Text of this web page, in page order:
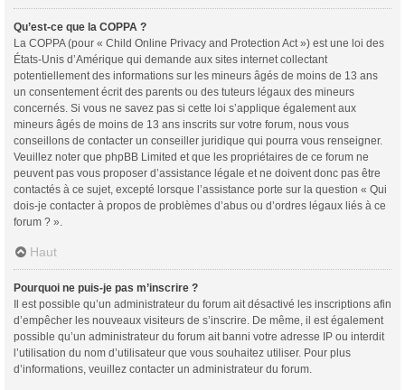
Qu’est-ce que la COPPA ?
La COPPA (pour « Child Online Privacy and Protection Act ») est une loi des
États-Unis d’Amérique qui demande aux sites internet collectant
potentiellement des informations sur les mineurs âgés de moins de 13 ans
un consentement écrit des parents ou des tuteurs légaux des mineurs
concernés. Si vous ne savez pas si cette loi s’applique également aux
mineurs âgés de moins de 13 ans inscrits sur votre forum, nous vous
conseillons de contacter un conseiller juridique qui pourra vous renseigner.
Veuillez noter que phpBB Limited et que les propriétaires de ce forum ne
peuvent pas vous proposer d’assistance légale et ne doivent donc pas être
contactés à ce sujet, excepté lorsque l’assistance porte sur la question « Qui
dois-je contacter à propos de problèmes d’abus ou d’ordres légaux liés à ce
forum ? ».
Haut
Pourquoi ne puis-je pas m’inscrire ?
Il est possible qu’un administrateur du forum ait désactivé les inscriptions afin
d’empêcher les nouveaux visiteurs de s’inscrire. De même, il est également
possible qu’un administrateur du forum ait banni votre adresse IP ou interdit
l’utilisation du nom d’utilisateur que vous souhaitez utiliser. Pour plus
d’informations, veuillez contacter un administrateur du forum.